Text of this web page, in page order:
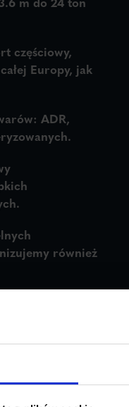
częściowy,
Europy, jak
ADR,
również